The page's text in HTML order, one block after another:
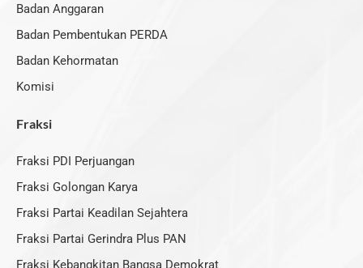
Badan Anggaran
Badan Pembentukan PERDA
Badan Kehormatan
Komisi
Fraksi
Fraksi PDI Perjuangan
Fraksi Golongan Karya
Fraksi Partai Keadilan Sejahtera
Fraksi Partai Gerindra Plus PAN
Fraksi Kebangkitan Bangsa Demokrat